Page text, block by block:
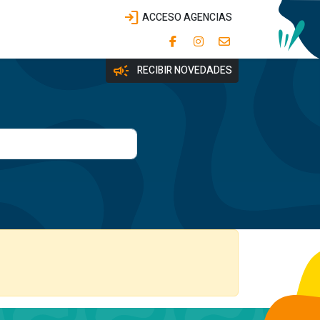
login ACCESO AGENCIAS
campaign RECIBIR NOVEDADES